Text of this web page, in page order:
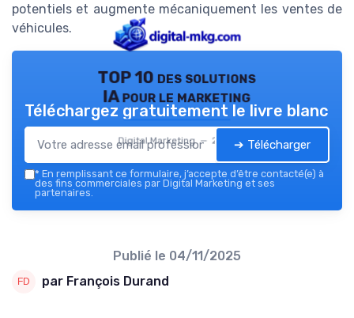
potentiels et augmente mécaniquement les ventes de
véhicules.
TOP 10 des solutions
IA pour le marketing
Digital Marketing — 2026
Téléchargez gratuitement le livre blanc
➔ Télécharger
* En remplissant ce formulaire, j’accepte d’être contacté(e) à
des fins commerciales par Digital Marketing et ses
partenaires.
Publié le 04/11/2025
par François Durand